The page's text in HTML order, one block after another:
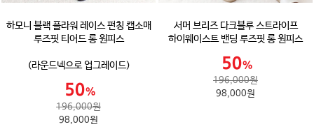
하모니 블랙 플라워 레이스 펀칭 캡소매
루즈핏 티어드 롱 원피스
(라운드넥으로 업그레이드)
196,000원
98,000원
서머 브리즈 다크블루 스트라이프
하이웨이스트 밴딩 루즈핏 롱 원피스
196,000원
98,000원